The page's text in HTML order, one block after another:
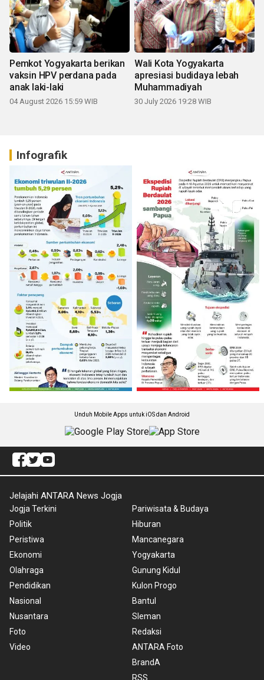
Pemkot Yogyakarta berikan
vaksin HPV perdana pada
anak laki-laki
04 August 2026 15:59 WIB
Wali Kota Yogyakarta
apresiasi budidaya lebah
Muhammadiyah
30 July 2026 19:28 WIB
Infografik
Unduh Mobile Apps untuk iOS dan Android
Jelajahi ANTARA News Jogja
Jogja Terkini
Politik
Peristiwa
Ekonomi
Olahraga
Pendidikan
Nasional
Nusantara
Foto
Video
Pariwisata & Budaya
Hiburan
Mancanegara
Yogyakarta
Gunung Kidul
Kulon Progo
Bantul
Sleman
Redaksi
ANTARA Foto
BrandA
RSS